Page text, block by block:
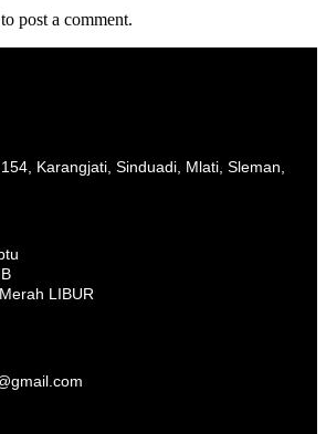
to post a comment.
Karangjati, Sinduadi, Mlati, Sleman,
LIBUR